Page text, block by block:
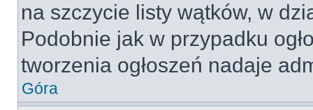
na szczycie listy wątków, w
Podobnie jak w przypadku
tworzenia ogłoszeń nadaje
Góra